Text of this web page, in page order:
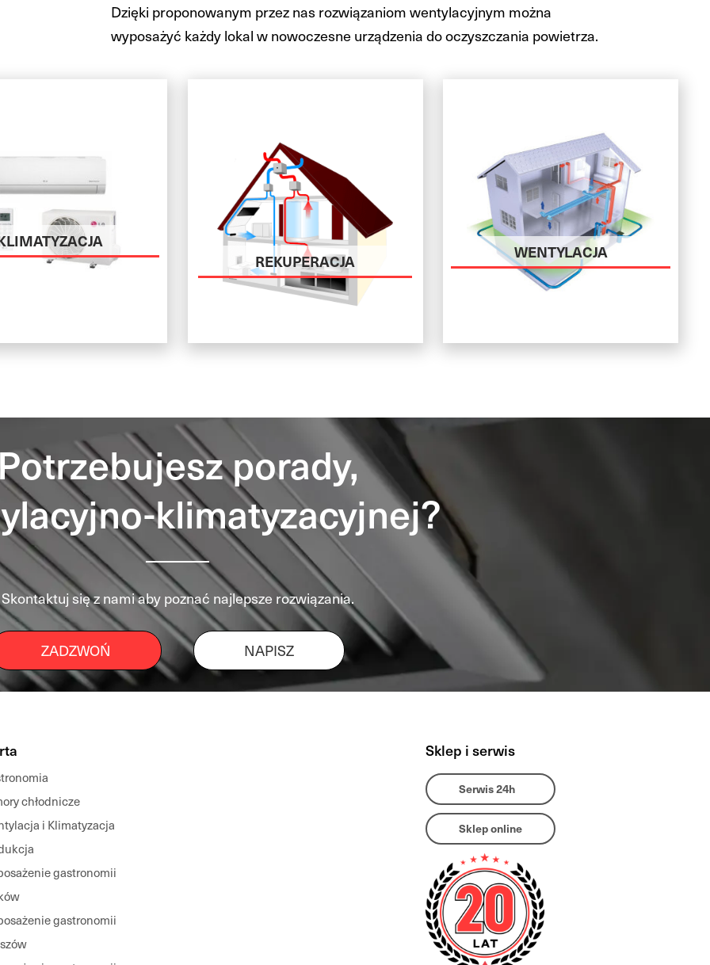
Dzięki proponowanym przez nas rozwiązaniom wentylacyjnym można
wyposażyć każdy lokal w nowoczesne urządzenia do oczyszczania powietrza.
REKUPERACJA
WENTYLACJA
porady,
klimatyzacyjnej?
Skontaktuj się z nami aby poznać najlepsze rozwiązania.
ZADZWOŃ NAPISZ
chłodnicze
i Klimatyzacja
gastronomii
gastronomii
Sklep i serwis
Serwis 24h
Sklep online